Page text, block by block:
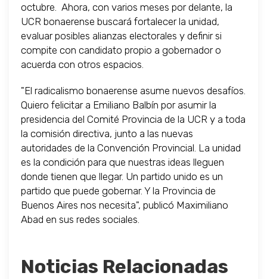
octubre. Ahora, con varios meses por delante, la
UCR bonaerense buscará fortalecer la unidad,
evaluar posibles alianzas electorales y definir si
compite con candidato propio a gobernador o
acuerda con otros espacios.
"El radicalismo bonaerense asume nuevos desafíos.
Quiero felicitar a Emiliano Balbín por asumir la
presidencia del Comité Provincia de la UCR y a toda
la comisión directiva, junto a las nuevas
autoridades de la Convención Provincial. La unidad
es la condición para que nuestras ideas lleguen
donde tienen que llegar. Un partido unido es un
partido que puede gobernar. Y la Provincia de
Buenos Aires nos necesita", publicó Maximiliano
Abad en sus redes sociales.
Noticias Relacionadas